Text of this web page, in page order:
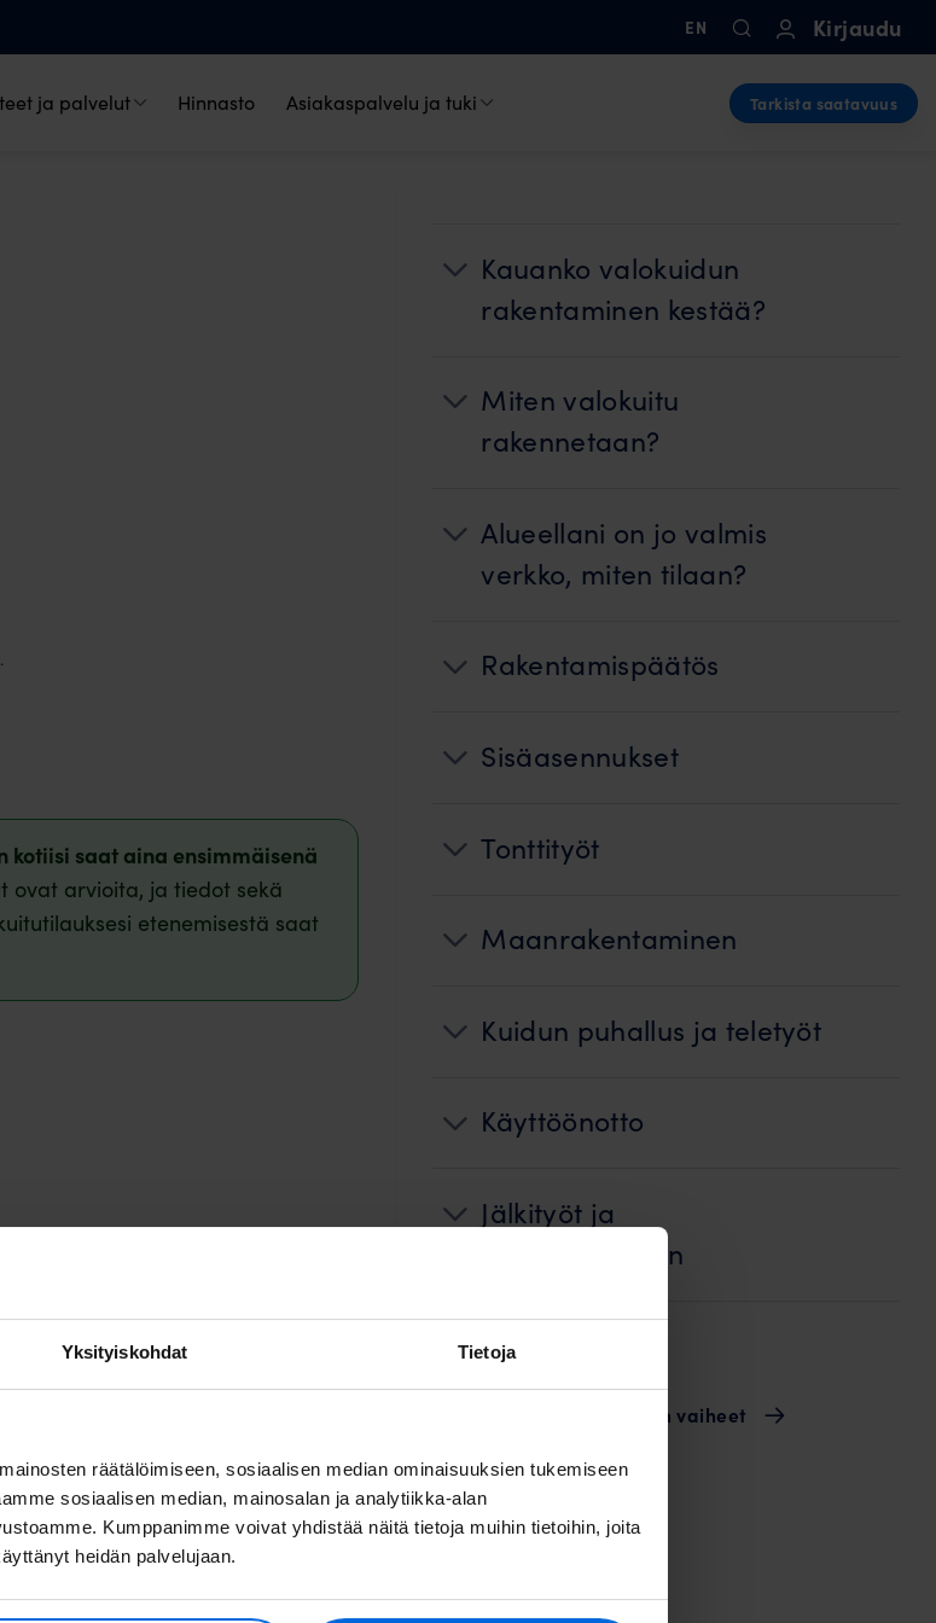
Yksityiskohdat Tietoja
räätälöimiseen, sosiaalisen median ominaisuuksien tukemiseen
sosiaalisen median, mainosalan ja analytiikka-alan
Kumppanimme voivat yhdistää näitä tietoja muihin tietoihin, joita
heidän palvelujaan.
EN Kirjaudu
ja palvelut Hinnasto Asiakaspalvelu ja tuki Tarkista saatavuus
kotiisi saat aina ensimmäisenä
ovat arvioita, ja tiedot sekä
etenemisestä saat
Kauanko valokuidun
rakentaminen kestää?
Miten valokuitu
rakennetaan?
Alueellani on jo valmis
verkko, miten tilaan?
Rakentamispäätös
Sisäasennukset
Tonttityöt
Maanrakentaminen
Kuidun puhallus ja teletyöt
Käyttöönotto
Jälkityöt ja
ennallistaminen
Laskutus
Valokuidun rakentamisen vaiheet